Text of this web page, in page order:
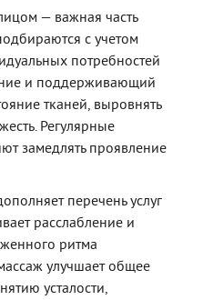
— важная часть
с учетом
потребностей
и поддерживающий
тканей, выровнять
Регулярные
замедлять проявление
перечень услуг
расслабление и
ритма
улучшает общее
усталости,